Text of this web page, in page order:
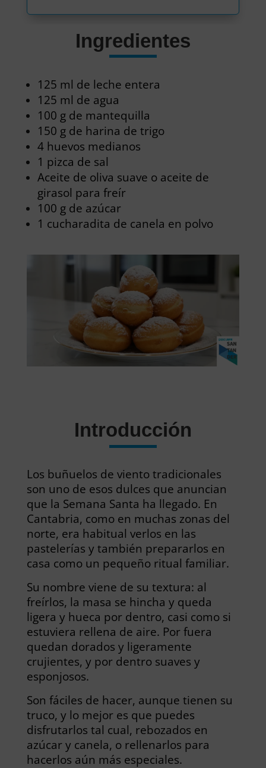
Ingredientes
125 ml de leche entera
125 ml de agua
100 g de mantequilla
150 g de harina de trigo
4 huevos medianos
1 pizca de sal
Aceite de oliva suave o aceite de
girasol para freír
100 g de azúcar
1 cucharadita de canela en polvo
Introducción
Los buñuelos de viento tradicionales
son uno de esos dulces que anuncian
que la Semana Santa ha llegado. En
Cantabria, como en muchas zonas del
norte, era habitual verlos en las
pastelerías y también prepararlos en
casa como un pequeño ritual familiar.
Su nombre viene de su textura: al
freírlos, la masa se hincha y queda
ligera y hueca por dentro, casi como si
estuviera rellena de aire. Por fuera
quedan dorados y ligeramente
crujientes, y por dentro suaves y
esponjosos.
Son fáciles de hacer, aunque tienen su
truco, y lo mejor es que puedes
disfrutarlos tal cual, rebozados en
azúcar y canela, o rellenarlos para
hacerlos aún más especiales.